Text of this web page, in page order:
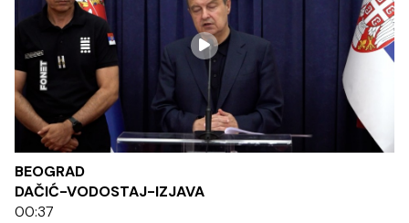
BEOGRAD
DAČIĆ-VODOSTAJ-IZJAVA
00:37